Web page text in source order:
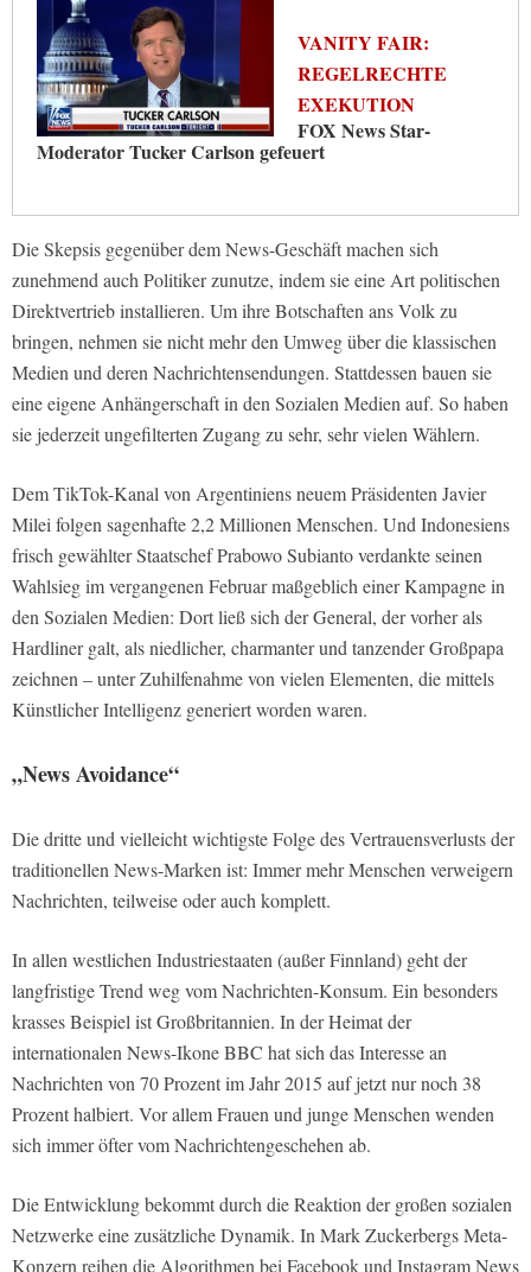
VANITY FAIR:
REGELRECHTE
EXEKUTION
FOX News Star-
Moderator Tucker Carlson gefeuert
Die Skepsis gegenüber dem News-Geschäft machen sich
zunehmend auch Politiker zunutze, indem sie eine Art politischen
Direktvertrieb installieren. Um ihre Botschaften ans Volk zu
bringen, nehmen sie nicht mehr den Umweg über die klassischen
Medien und deren Nachrichtensendungen. Stattdessen bauen sie
eine eigene Anhängerschaft in den Sozialen Medien auf. So haben
sie jederzeit ungefilterten Zugang zu sehr, sehr vielen Wählern.
Dem TikTok-Kanal von Argentiniens neuem Präsidenten Javier
Milei folgen sagenhafte 2,2 Millionen Menschen. Und Indonesiens
frisch gewählter Staatschef Prabowo Subianto verdankte seinen
Wahlsieg im vergangenen Februar maßgeblich einer Kampagne in
den Sozialen Medien: Dort ließ sich der General, der vorher als
Hardliner galt, als niedlicher, charmanter und tanzender Großpapa
zeichnen – unter Zuhilfenahme von vielen Elementen, die mittels
Künstlicher Intelligenz generiert worden waren.
„News Avoidance“
Die dritte und vielleicht wichtigste Folge des Vertrauensverlusts der
traditionellen News-Marken ist: Immer mehr Menschen verweigern
Nachrichten, teilweise oder auch komplett.
In allen westlichen Industriestaaten (außer Finnland) geht der
langfristige Trend weg vom Nachrichten-Konsum. Ein besonders
krasses Beispiel ist Großbritannien. In der Heimat der
internationalen News-Ikone BBC hat sich das Interesse an
Nachrichten von 70 Prozent im Jahr 2015 auf jetzt nur noch 38
Prozent halbiert. Vor allem Frauen und junge Menschen wenden
sich immer öfter vom Nachrichtengeschehen ab.
Die Entwicklung bekommt durch die Reaktion der großen sozialen
Netzwerke eine zusätzliche Dynamik. In Mark Zuckerbergs Meta-
Konzern reihen die Algorithmen bei Facebook und Instagram News